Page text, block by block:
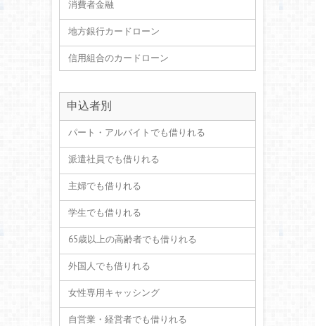
消費者金融
地方銀行カードローン
信用組合のカードローン
申込者別
パート・アルバイトでも借りれる
派遣社員でも借りれる
主婦でも借りれる
学生でも借りれる
65歳以上の高齢者でも借りれる
外国人でも借りれる
女性専用キャッシング
自営業・経営者でも借りれる